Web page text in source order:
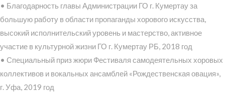
• Благодарность главы Администрации ГО г. Кумертау за
большую работу в области пропаганды хорового искусства,
высокий исполнительский уровень и мастерство, активное
участие в культурной жизни ГО г. Кумертау РБ, 2018 год
• Специальный приз жюри Фестиваля самодеятельных хоровых
коллективов и вокальных ансамблей «Рождественская овация»,
г. Уфа, 2019 год